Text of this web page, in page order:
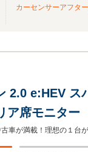
カーセンサーアフタ
2.0 e:HEV
ア席モニタ
側パワース
車が満載！理想の１台